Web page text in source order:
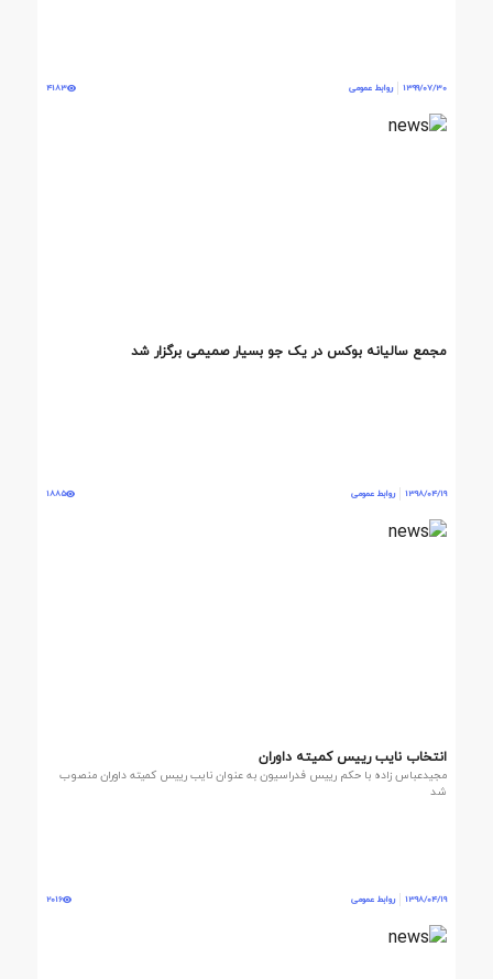
1399/07/30 روابط عمومی 4183
مجمع سالیانه بوکس در یک جو بسیار صمیمی برگزار شد
1398/04/19 روابط عمومی 1885
انتخاب نایب رییس کمیته داوران
مجیدعباس زاده با حکم رییس فدراسیون به عنوان نایب رییس کمیته داوران منصوب
شد
1398/04/19 روابط عمومی 2016